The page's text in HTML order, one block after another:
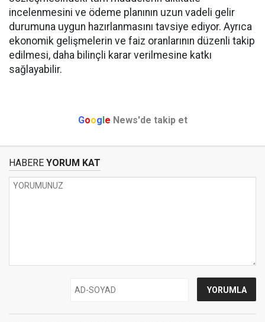
incelenmesini ve ödeme planının uzun vadeli gelir
durumuna uygun hazırlanmasını tavsiye ediyor. Ayrıca
ekonomik gelişmelerin ve faiz oranlarının düzenli takip
edilmesi, daha bilinçli karar verilmesine katkı
sağlayabilir.
Google News'de takip et
HABERE YORUM KAT